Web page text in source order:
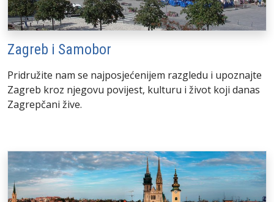
Zagreb i Samobor
Pridružite nam se najposjećenijem razgledu i upoznajte
Zagreb kroz njegovu povijest, kulturu i život koji danas
Zagrepčani žive.